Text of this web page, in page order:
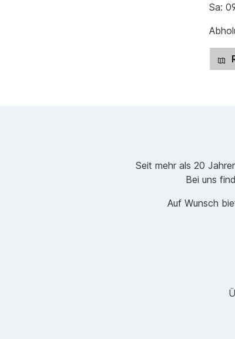
Sa:
Seit mehr als 20
Bei uns
Auf Wunsch